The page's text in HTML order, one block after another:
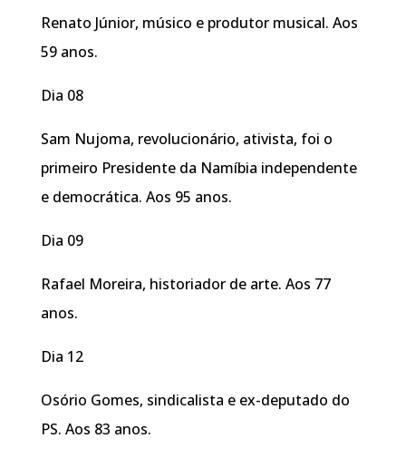
Renato Júnior, músico e produtor musical. Aos
59 anos.
Dia 08
Sam Nujoma, revolucionário, ativista, foi o
primeiro Presidente da Namíbia independente
e democrática. Aos 95 anos.
Dia 09
Rafael Moreira, historiador de arte. Aos 77
anos.
Dia 12
Osório Gomes, sindicalista e ex-deputado do
PS. Aos 83 anos.